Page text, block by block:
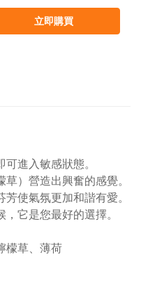
立即購買
進入敏感狀態。
）營造出興奮的感覺。
使氣氛更加和諧有愛。
它是您最好的選擇。
檬草、薄荷